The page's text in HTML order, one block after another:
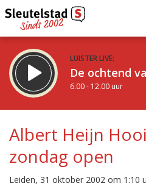
LUISTER LIVE:
De ochtend
6.00 - 12.00 uur
De middag van
12.00 - 18.00 uur
Vorig uur
Inklappen
Albert Heijn
zondag open
Leiden, 31 oktober 2002 om 1:10